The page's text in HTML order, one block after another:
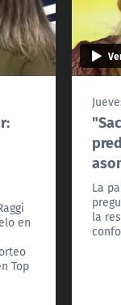
en
Top
La
la